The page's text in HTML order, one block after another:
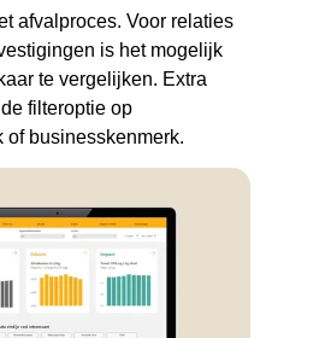
afvalproces. Voor relaties
is het mogelijk
te vergelijken. Extra
filteroptie op
of businesskenmerk.